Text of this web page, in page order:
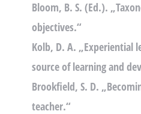
Bloom, B. S. (Ed.).
objectives.“
Kolb, D. A. „Experiential
source of learning and
Brookfield, S. D.
teacher.“